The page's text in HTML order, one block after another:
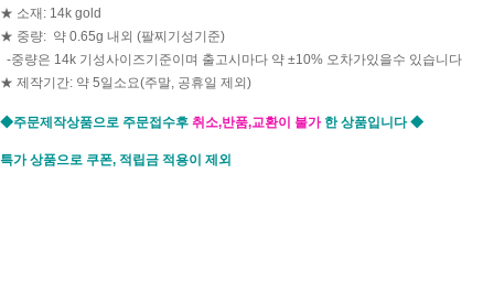
★ 소재: 14k gold
★ 중량: 약 0.65g 내외 (팔찌기성기준)
-중량은 14k 기성사이즈기준이며 출고시마다 약 ±10% 오차가있을수 있습니다
★ 제작기간: 약 5일소요(주말, 공휴일 제외)
◆주문제작상품으로 주문접수후 취소,반품,교환이 불가한 상품입니다 ◆
특가 상품으로 쿠폰, 적립금 적용이 제외